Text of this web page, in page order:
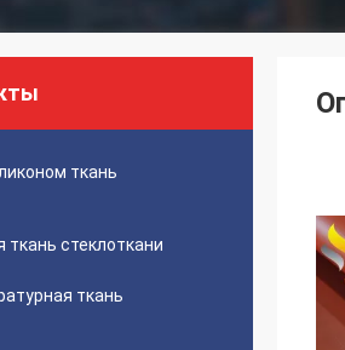
ткань
стеклоткани
ткань